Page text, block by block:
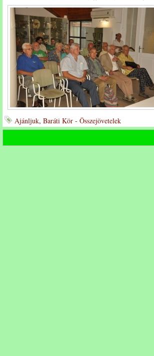
Ajánljuk, Baráti Kör - Összejövetelek